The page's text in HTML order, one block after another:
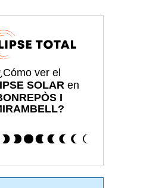
ver el
SOLAR en
I